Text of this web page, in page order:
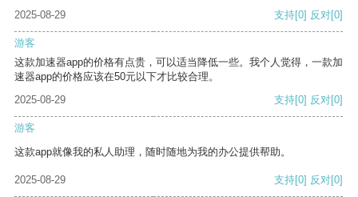
2025-08-29
支持[0] 反对[0]
游客
这款加速器app的价格有点贵，可以适当降低一些。我个人觉得，一款加
速器app的价格应该在50元以下才比较合理。
2025-08-29
支持[0] 反对[0]
游客
这款app就像我的私人助理，随时随地为我的办公提供帮助。
2025-08-29 支持[0] 反对[0]